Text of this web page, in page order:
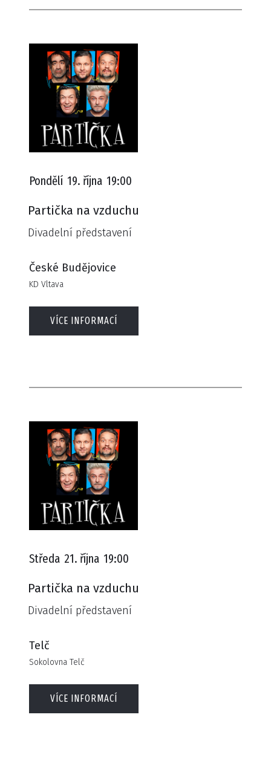
Pondělí 19. října 19:00
Partička na vzduchu
Divadelní představení
České Budějovice
KD Vltava
VÍCE INFORMACÍ
Středa 21. října 19:00
Partička na vzduchu
Divadelní představení
Telč
Sokolovna Telč
VÍCE INFORMACÍ